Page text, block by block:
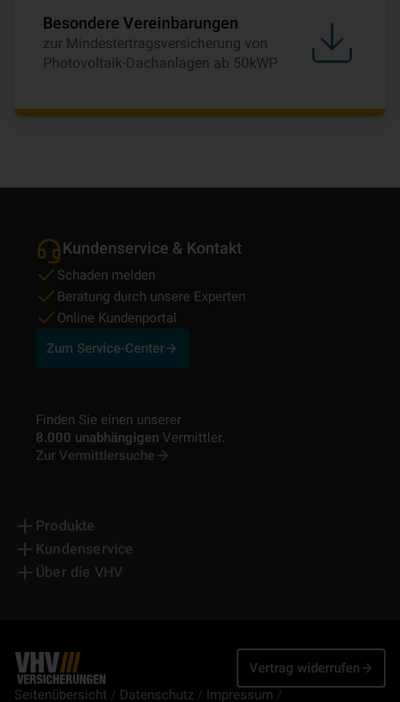
Besondere Vereinbarungen
zur Mindestertragsversicherung von
Photovoltaik-Dachanlagen ab 50kWP
Kundenservice & Kontakt
Schaden melden
Beratung durch unsere Experten
Online Kundenportal
Zum Service-Center
Finden Sie einen unserer
8.000 unabhängigen Vermittler.
Zur Vermittlersuche
Produkte
Kundenservice
Über die VHV
Seitenübersicht Datenschutz Impressum
Vertrag widerrufen